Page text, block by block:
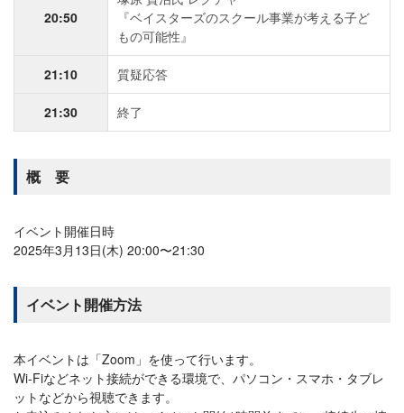
20:50
『ベイスターズのスクール事業が考える子ど
もの可能性』
21:10 質疑応答
21:30 終了
概 要
イベント開催日時
2025年3月13日(木) 20:00〜21:30
イベント開催方法
本イベントは「Zoom」を使って行います。
Wi-Fiなどネット接続ができる環境で、パソコン・スマホ・タブレ
ットなどから視聴できます。